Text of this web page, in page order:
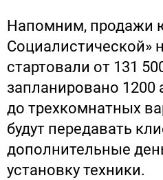
Напомним, продажи
Социалистической»
стартовали от 131
запланировано 1200
до трехкомнатных
будут передавать
дополнительные
установку техники.